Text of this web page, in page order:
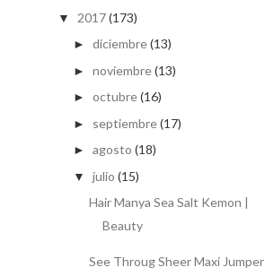
▼ 2017(173)
► diciembre(13)
► noviembre(13)
► octubre(16)
► septiembre(17)
► agosto (18)
▼ julio (15)
Hair Manya Sea Salt Kemon |
Beauty
See Throug Sheer Maxi Jumper